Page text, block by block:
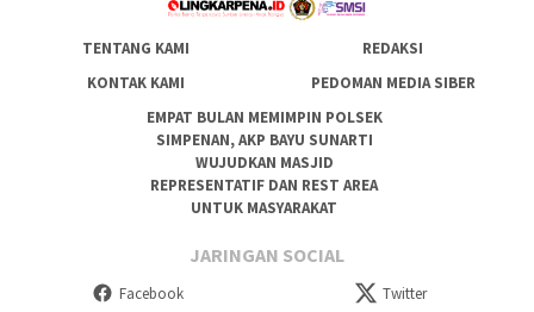
TENTANG KAMI
REDAKSI
KONTAK KAMI
PEDOMAN MEDIA SIBER
EMPAT BULAN MEMIMPIN POLSEK
SIMPENAN, AKP BAYU SUNARTI
WUJUDKAN MASJID
REPRESENTATIF DAN REST AREA
UNTUK MASYARAKAT
JARINGAN SOCIAL
Facebook Twitter